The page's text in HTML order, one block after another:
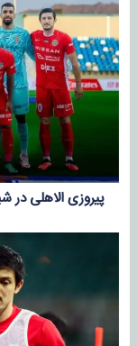
پیروزی الاهلی در